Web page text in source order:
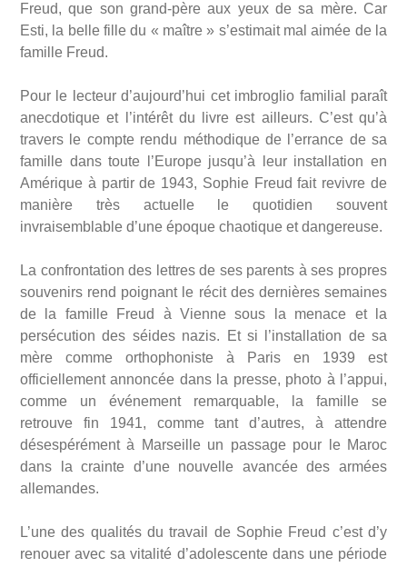
Freud, que son grand-père aux yeux de sa mère. Car
Esti, la belle fille du « maître » s’estimait mal aimée de la
famille Freud.
Pour le lecteur d’aujourd’hui cet imbroglio familial paraît
anecdotique et l’intérêt du livre est ailleurs. C’est qu’à
travers le compte rendu méthodique de l’errance de sa
famille dans toute l’Europe jusqu’à leur installation en
Amérique à partir de 1943, Sophie Freud fait revivre de
manière très actuelle le quotidien souvent
invraisemblable d’une époque chaotique et dangereuse.
La confrontation des lettres de ses parents à ses propres
souvenirs rend poignant le récit des dernières semaines
de la famille Freud à Vienne sous la menace et la
persécution des séides nazis. Et si l’installation de sa
mère comme orthophoniste à Paris en 1939 est
officiellement annoncée dans la presse, photo à l’appui,
comme un événement remarquable, la famille se
retrouve fin 1941, comme tant d’autres, à attendre
désespérément à Marseille un passage pour le Maroc
dans la crainte d’une nouvelle avancée des armées
allemandes.
L’une des qualités du travail de Sophie Freud c’est d’y
renouer avec sa vitalité d’adolescente dans une période